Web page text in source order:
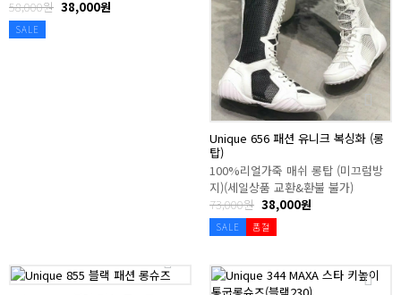
58,000원 38,000원
SALE
Unique 656 패션 유니크 복싱화 (롱
탑)
100%리얼가죽 매쉬 롱탑 (미끄럼방
지)(세일상품 교환&환불 불가)
73,000원 38,000원
SALE 품절